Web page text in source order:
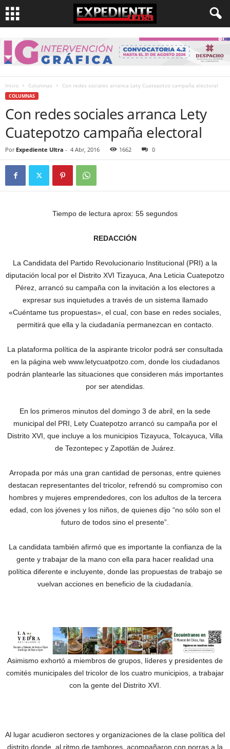
Inicio Columnas Con redes sociales arranca Lety Cuatepotzo campaña electoral
COLUMNAS
Con redes sociales arranca Lety
Cuatepotzo campaña electoral
Por Expediente Ultra - 4 Abr, 2016 1662 0
Tiempo de lectura aprox: 55 segundos
REDACCIÓN
La Candidata del Partido Revolucionario Institucional (PRI) a la
diputación local por el Distrito XVI Tizayuca, Ana Leticia Cuatepotzo
Pérez, arrancó su campaña con la invitación a los electores a
expresar sus inquietudes a través de un sistema llamado
«Cuéntame tus propuestas», el cual, con base en redes sociales,
permitirá que ella y la ciudadanía permanezcan en contacto.
La plataforma política de la aspirante tricolor podrá ser consultada
en la página web www.letycuatpotzo.com, donde los ciudadanos
podrán plantearle las situaciones que consideren más importantes
por ser atendidas.
En los primeros minutos del domingo 3 de abril, en la sede
municipal del PRI, Lety Cuatepotzo arrancó su campaña por el
Distrito XVI, que incluye a los municipios Tizayuca, Tolcayuca, Villa
de Tezontepec y Zapotlán de Juárez.
Arropada por más una gran cantidad de personas, entre quienes
destacan representantes del tricolor, refrendó su compromiso con
hombres y mujeres emprendedores, con los adultos de la tercera
edad, con los jóvenes y los niños, de quienes dijo “no sólo son el
futuro de todos sino el presente”.
La candidata también afirmó que es importante la confianza de la
gente y trabajar de la mano con ella para hacer realidad una
política diferente e incluyente, donde las propuestas de trabajo se
vuelvan acciones en beneficio de la ciudadanía.
Asimismo exhortó a miembros de grupos, líderes y presidentes de
comités municipales del tricolor de los cuatro municipios, a trabajar
con la gente del Distrito XVI.
Al lugar acudieron sectores y organizaciones de la clase política del
distrito donde, al ritmo de tambores, acompañaron con porras a la